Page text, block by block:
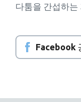
다툼을 간섭하
Facebook